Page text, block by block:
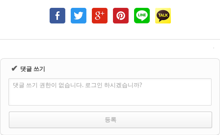
✔ 댓글 쓰기
댓글 쓰기 권한이 없습니다. 로그인 하시겠습니까?